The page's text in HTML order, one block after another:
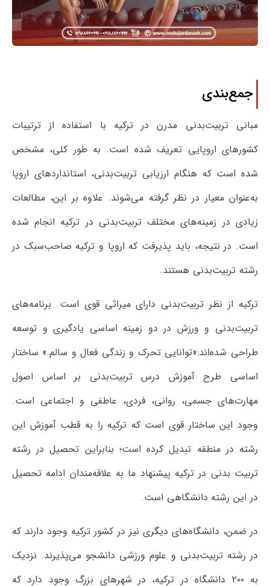
جمع‌بندی
مبانی تربیت‌بدنی مدرن در ترکیه با استفاده از ترتیبات
کشورهای اروپایی تعریف شده است. به طور کلی، مشخص
شده است که هنگام ارزیابی تربیت‌بدنی، استانداردهای اروپا
به‌عنوان معیار در نظر گرفته می‌شوند. علاوه بر این، مطالعات
زیادی در زمینه‌های مختلف تربیت‌بدنی در ترکیه انجام شده
است. در نتیجه، باید پذیرفت که اروپا و ترکیه صاحب‌سبک در
رشته تربیت‌بدنی هستند.
ترکیه از نظر تربیت‌بدنی دارای میراثی قوی است. برنامه‌های
تربیت‌بدنی و ورزش در دو زمینه اساسی یادگیری و توسعه
طراحی شده‌اند:«توانایی تحرک و زندگی فعال و سالم.» ساختار
اساسی طرح آموزش درس تربیت‌بدنی بر اساس اصول
مهارت‌های جسمی، روانی، فردی، عاطفی و اجتماعی است.
وجود این ساختار قوی است که ترکیه را به قطب آموزش این
رشته در منطقه تبدیل کرده است؛ بنابراین تحصیل در رشته
تربیت بدنی در ترکیه پیشنهاد ما به علاقه‌مندان ادامه تحصیل
در این رشته دانشگاهی است.
در ضمن، دانشگاه‌های دیگری نیز در کشور ترکیه وجود دارند که
در رشته تربیت‌بدنی و علوم ورزشی دانشجو می‌پذیرند. نزدیک
به ۲۰۰ دانشگاه در ترکیه، در شهرهای بزرگ وجود دارد که